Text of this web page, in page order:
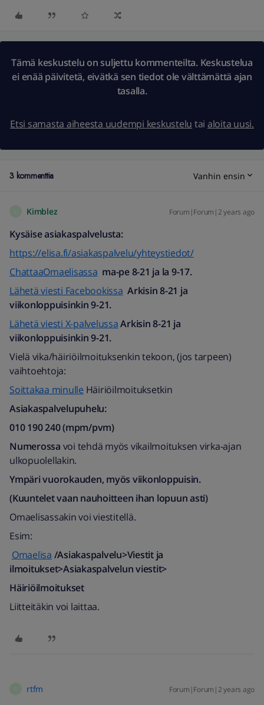
Tämä keskustelu on suljettu kommenteilta. Keskustelua
ei enää päivitetä, eivätkä sen tiedot ole välttämättä ajan
tasalla.
Etsi samasta aiheesta uudempi keskustelu tai aloita uusi.
3 kommenttia Vanhin ensin
Kimblez Forum|Forum|2 years ago
Kysäise asiakaspalvelusta:
https://elisa.fi/asiakaspalvelu/yhteystiedot/
ChattaaOmaelisassa ma-pe 8-21 ja la 9-17.
Lähetä viesti Facebookissa Arkisin 8-21 ja
viikonloppuisinkin 9-21.
Lähetä viesti X-palvelussaArkisin 8-21 ja
viikonloppuisinkin 9-21.
Vielä vika/häiriöilmoituksenkin tekoon, (jos tarpeen)
vaihtoehtoja:
Soittakaa minulle Häiriöilmoituksetkin
Asiakaspalvelupuhelu:
010 190 240 (mpm/pvm)​
Numerossa voi tehdä myös vikailmoituksen virka-ajan
ulkopuolellakin.
Ympäri vuorokauden, myös viikonloppuisin.
(Kuuntelet vaan nauhoitteen ihan lopuun asti)
Omaelisassakin voi viestitellä.
Esim:
Omaelisa /Asiakaspalvelu>Viestit ja
ilmoitukset>Asiakaspalvelun viestit>
Häiriöilmoitukset
Liitteitäkin voi laittaa.
rtfm Forum|Forum|2 years ago